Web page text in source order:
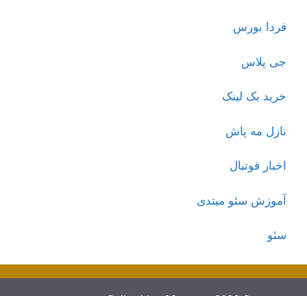
فردا بورس
جی پلاس
خرید بک لینک
نازل مه پاش
اخبار فوتبال
آموزش سئو مبتدی
سئو